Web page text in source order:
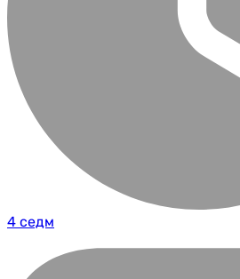
4 седм